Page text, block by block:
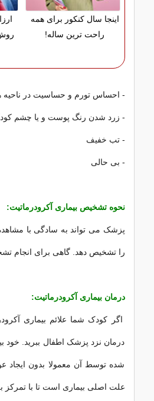
اینجا سال کنکور برای همه
راحت ترین ساله!
- احساس تورم و حساسیت در ناحیه
- زرد شدن رنگ پوست و یا چشم
- تب خفیف
- بی حالی
نحوه تشخیص بیماری آکرودرماتیت:
پزشک می تواند به سادگی با
را تشخیص دهد. گاهی برای انجام
درمان بیماری آکرودرماتیت:
اگر کودک شما علائم بیماری
درمان نزد پزشک اطفال ببرید. خود
شده توسط آن معمولا بدون ایجاد
علت اصلی بیماری است تا با تمرکز